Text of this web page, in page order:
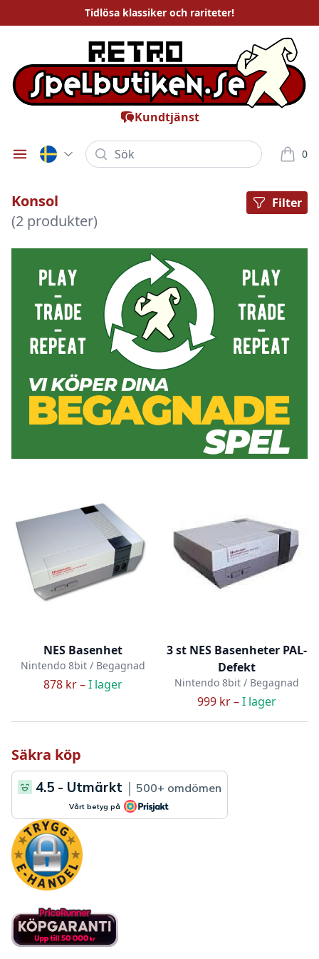
Tidlösa klassiker och rariteter!
Kundtjänst
Öppna meny
Sök 0
varor i
Konsol
(2 produkter)
Filter
NES Basenhet
Nintendo 8bit / Begagnad
878 kr –I lager
3 st NES Basenheter PAL-
Defekt
Nintendo 8bit / Begagnad
999 kr –I lager
Säkra köp